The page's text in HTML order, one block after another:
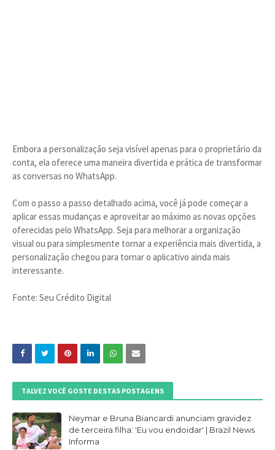
Embora a personalização seja visível apenas para o proprietário da
conta, ela oferece uma maneira divertida e prática de transformar
as conversas no WhatsApp.
Com o passo a passo detalhado acima, você já pode começar a
aplicar essas mudanças e aproveitar ao máximo as novas opções
oferecidas pelo WhatsApp. Seja para melhorar a organização
visual ou para simplesmente tornar a experiência mais divertida, a
personalização chegou para tornar o aplicativo ainda mais
interessante.
Fonte: Seu Crédito Digital
TALVEZ VOCÊ GOSTE DESTAS POSTAGENS
Neymar e Bruna Biancardi anunciam gravidez
de terceira filha: 'Eu vou endoidar' | Brazil News
Informa